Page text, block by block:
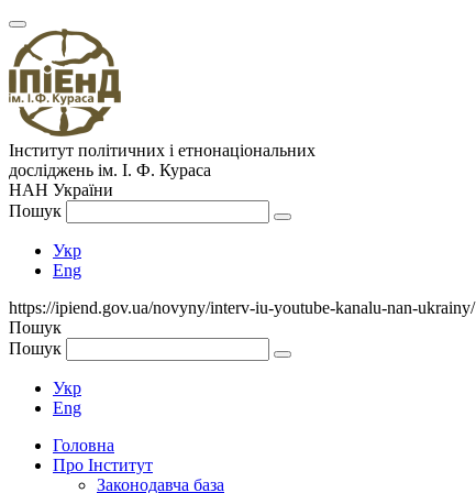
Інститут політичних і етнонаціональних
досліджень ім. І. Ф. Кураса
НАН України
Пошук
Укр
Eng
https://ipiend.gov.ua/novyny/interv-iu-youtube-kanalu-nan-ukrainy/
Пошук
Пошук
Укр
Eng
Головна
Про Інститут
Законодавча база